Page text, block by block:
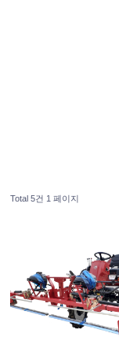
Total 5건 1 페이지